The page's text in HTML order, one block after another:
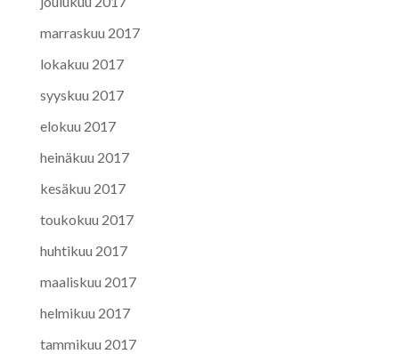
marraskuu 2017
lokakuu 2017
syyskuu 2017
elokuu 2017
heinäkuu 2017
kesäkuu 2017
toukokuu 2017
huhtikuu 2017
maaliskuu 2017
helmikuu 2017
tammikuu 2017